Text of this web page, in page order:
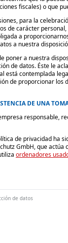
fiscales) o que
para la
de carácter
a
a nuestra
poner a nuestra
de datos. Éste le
está contemplada
de proporcionar los
DE UNA
responsable,
de privacidad ha
GmbH, que actúa
ordenadores
de datos